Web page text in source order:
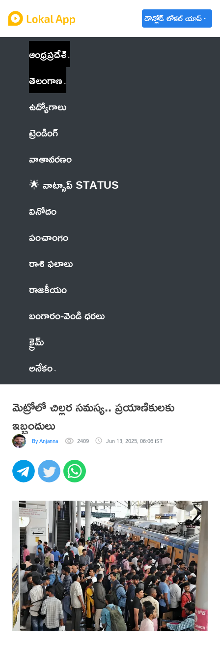
డౌన్లోడ్ లోకల్ యాప్
ఆంధ్రప్రదేశ్
తెలంగాణ
ఉద్యోగాలు
ట్రెండింగ్
వాతావరణం
🌟 వాట్సాప్ STATUS
వినోదం
పంచాంగం
రాశి ఫలాలు
రాజకీయం
బంగారం-వెండి ధరలు
క్రైమ్
అనేకం
మెట్రోలో చిల్లర సమస్య.. ప్రయాణికులకు
ఇబ్బందులు
By Anjanna 2409 Jun 13, 2025, 06:06 IST